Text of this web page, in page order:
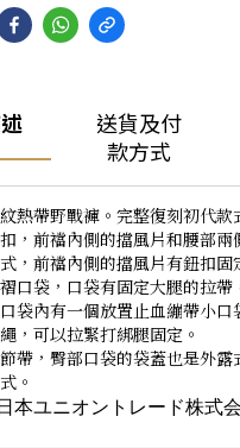
送貨及付
款方式
熱帶野戰褲。完整復刻初代款
，前襠內側的擋風片和腰部兩
，前襠內側的擋風片有鈕扣固
口袋，口袋有固定大腿的拉帶
袋內有一個放置止血繃帶小口
，可以拉緊打綁腿固定。
帶，臀部口袋的袋蓋也是外露
。
本ユニオントレード株式